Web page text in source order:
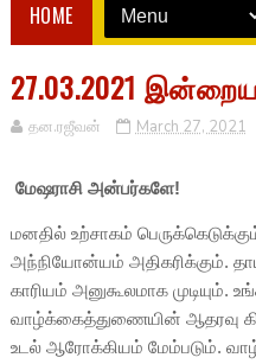
HOME
27.03.2021
தன.ரஜீவன் March 27, 2021
மேஷராசி அன்பர்களே!
மனதில் உற்சாகம்
அந்நியோன்யம் அதிகரிக்கும்.
காரியம் அனுகூலமாக முடியும்.
வாழ்க்கைத்துணையின் ஆதரவு
உடல் ஆரோக்கியம் மேம்படும்.